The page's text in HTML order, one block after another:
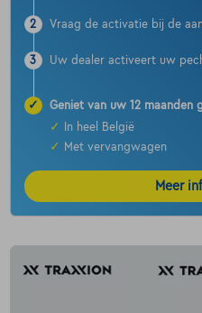
2 Vraag de activatie bij de
3 Uw dealer activeert uw
✓
Geniet van uw 12 maanden
✓
In heel België
✓
Met vervangwagen
Meer